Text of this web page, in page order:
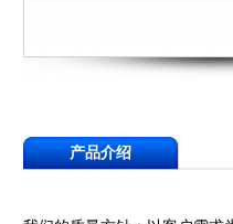
产品介绍